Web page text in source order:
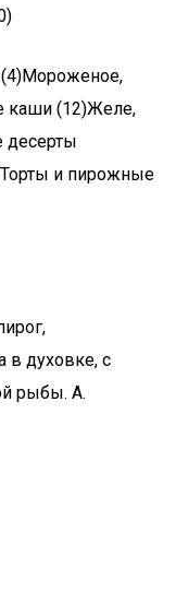
(4)Мороженое,
каши (12)Желе,
десерты
и пирожные
в духовке, с
рыбы. А.